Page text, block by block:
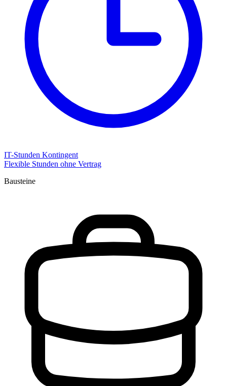
IT-Stunden Kontingent
Flexible Stunden ohne Vertrag
Bausteine